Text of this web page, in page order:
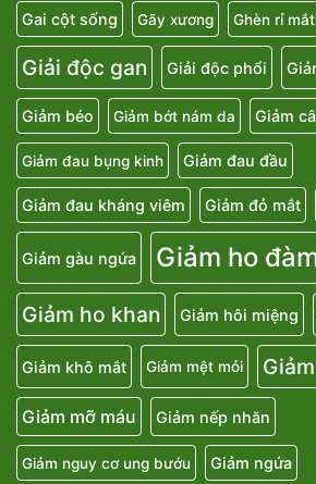
Gai cột sống Gãy xương Ghèn rỉ mắt
Giải độc gan Giải độc phổi
Giảm béo Giảm bớt nám da Giảm
Giảm đau bụng kinh Giảm đau đầu
Giảm đau kháng viêm Giảm đỏ mắt
Giảm gàu ngứa Giảm ho
Giảm ho khan Giảm hôi miệng
Giảm khô mắt Giảm mệt mỏi
Giảm mỡ máu Giảm nếp nhăn
Giảm nguy cơ ung bướu Giảm ngứa